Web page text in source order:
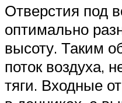
Отверстия под
оптимально
высоту. Таким
поток воздуха,
тяги. Входные